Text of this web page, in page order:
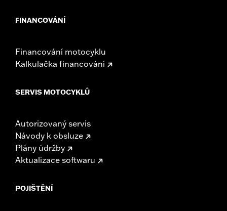
FINANCOVÁNÍ
Financování motocyklu
Kalkulačka financování
SERVIS MOTOCYKLŮ
Autorizovaný servis
Návody k obsluze
Plány údržby
Aktualizace softwaru
POJIŠTĚNÍ